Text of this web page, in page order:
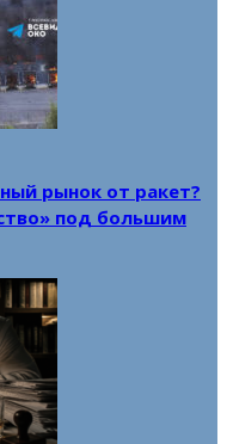
рынок от ракет?
под большим